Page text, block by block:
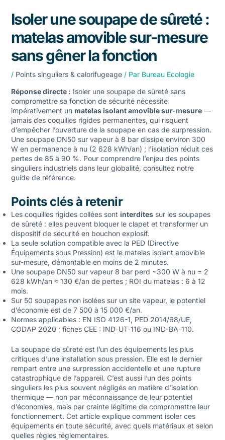
Isoler une soupape de sûreté :
matelas amovible sur-mesure
sans gêner la fonction
/ Points singuliers & calorifugeage/ Par Bureau Ecologie
Réponse directe : Isoler une soupape de sûreté sans
compromettre sa fonction de sécurité nécessite
impérativement un matelas isolant amovible sur-mesure—
jamais des coquilles rigides permanentes, qui risquent
d’empêcher l’ouverture de la soupape en cas de surpression.
Une soupape DN50 sur vapeur à 8 bar dissipe environ 300
W en permanence à nu (2 628 kWh/an) ; l’isolation réduit ces
pertes de 85 à 90 %. Pour comprendre l’enjeu des points
singuliers industrielsdans leur globalité, consultez notre
guide de référence.
Points clés à retenir
Les coquilles rigides collées sont interditessur les soupapes
de sûreté : elles peuvent bloquer le clapet et transformer un
dispositif de sécurité en bouchon explosif.
La seule solution compatible avec la PED (Directive
Équipements sous Pression) est le matelas isolant amovible
sur-mesure, démontable en moins de 2 minutes.
Une soupape DN50 sur vapeur 8 bar perd ~300 W à nu = 2
628 kWh/an ≈ 130 €/an de pertes ; ROI du matelas : 6 à 12
mois.
Sur 50 soupapes non isolées sur un site vapeur, le potentiel
d’économie est de 7 500 à 15 000 €/an.
Normes applicables : EN ISO 4126-1, PED 2014/68/UE,
CODAP 2020 ; fiches CEE : IND-UT-116 ou IND-BA-110.
La soupape de sûreté est l’un des équipements les plus
critiques d’une installation sous pression. Elle est le dernier
rempart entre une surpression accidentelle et une rupture
catastrophique de l’appareil. C’est aussi l’un des points
singuliers les plus souvent négligés en matière d’isolation
thermique — non par méconnaissance de leur potentiel
d’économies, mais par crainte légitime de compromettre leur
fonctionnement. Cet article explique comment isoler ces
équipements en toute sécurité, avec quels matériaux et selon
quelles règles réglementaires.